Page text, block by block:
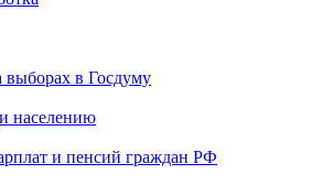
в Госдуму
населению
и пенсий граждан РФ